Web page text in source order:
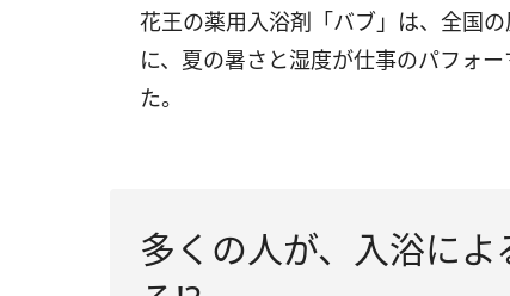
花王の薬用入浴剤「バブ」は、全国
に、夏の暑さと湿度が仕事のパフォ
た。
多くの人が、入浴に